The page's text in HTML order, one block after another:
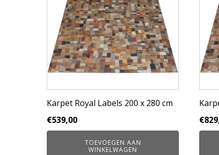
Karpet Royal Labels 200 x 280 cm
€539,00
TOEVOEGEN AAN
WINKELWAGEN
€